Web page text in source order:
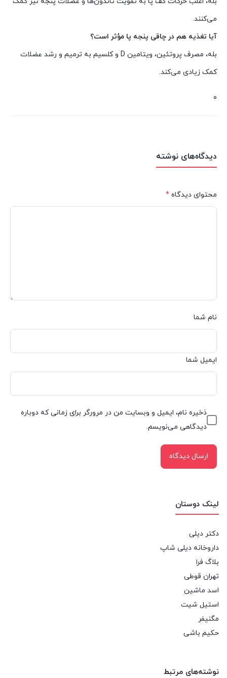
لینک دوستان
دکتر دیلی
داروخانه دیلی شاپ
بلاگ فرا
تهران قوطی
اسد ماشین
استیل شیت
مگنیفر
حکیم باشی
نوشته‌های مرتبط
می‌کنند.
آیا تغذیه هم در چاقی پنجه پا مؤثر است؟
بله، مصرف پروتئین، ویتامین D و کلسیم به ترمیم و رشد عضلات
کمک زیادی می‌کند.
0
دیدگاه‌های نوشته
محتوای دیدگاه *
نام شما
ایمیل شما
ذخیره نام، ایمیل و وبسایت من در مرورگر برای زمانی که دوباره
دیدگاهی می‌نویسم.